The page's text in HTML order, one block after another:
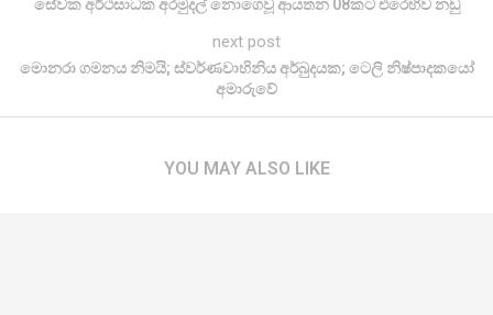
සේවක අර්ථසාධක අරමුදල් නොගෙවූ ආයතන 08කට එරෙහිව නඩු
next post
මොනරා ගමනය නිමයි; ස්වර්ණවාහිනිය අර්බුදයක; ටෙලි නිෂ්පාදකයෝ
අමාරුවේ
YOU MAY ALSO LIKE